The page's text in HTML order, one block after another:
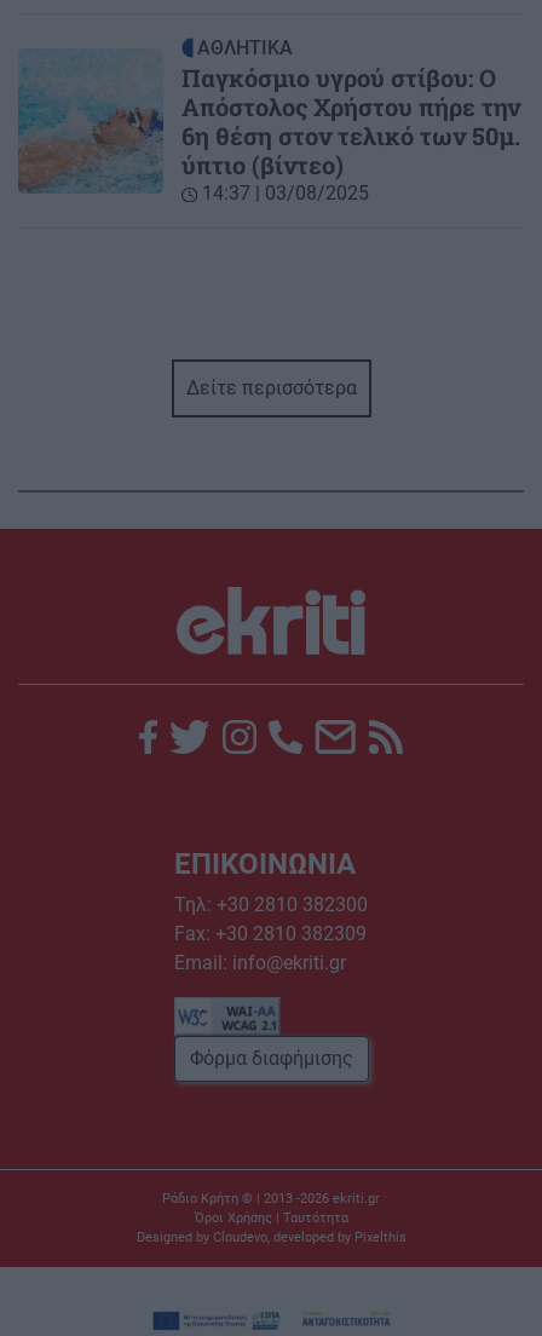
ΑΘΛΗΤΙΚΑ
Παγκόσμιο υγρού στίβου: Ο
Απόστολος Χρήστου πήρε την
6η θέση στον τελικό των 50μ.
ύπτιο (βίντεο)
14:37 | 03/08/2025
Δείτε περισσότερα
ΕΠΙΚΟΙΝΩΝΙΑ
Τηλ: +30 2810 382300
Fax: +30 2810 382309
Email: info@ekriti.gr
Φόρμα διαφήμισης
Ράδιο Κρήτη © | 2013 -2026 ekriti.gr
Όροι Χρήσης
Ταυτότητα
Designed by Cloudevo, developed by Pixelthis